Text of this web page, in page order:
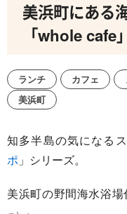
美浜町にある
「whole cafe
ランチ カフェ
美浜町
知多半島の気になる
ポ 」シリーズ。
美浜町の野間海水浴